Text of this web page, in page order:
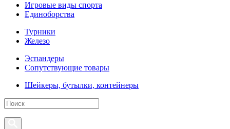
Игровые виды спорта
Единоборства
Турники
Железо
Эспандеры
Сопутствующие товары
Шейкеры, бутылки, контейнеры